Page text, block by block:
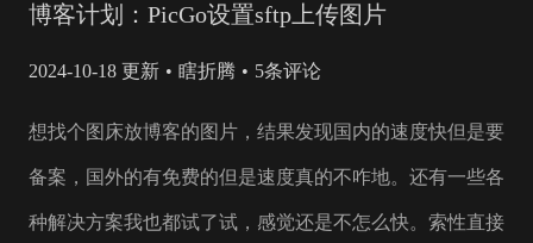
博客计划：PicGo设置sftp上传图片
2024-10-18 更新 瞎折腾 5条评论
想找个图床放博客的图片，结果发现国内的速度快但是要
备案，国外的有免费的但是速度真的不咋地。还有一些各
种解决方案我也都试了试，感觉还是不怎么快。索性直接